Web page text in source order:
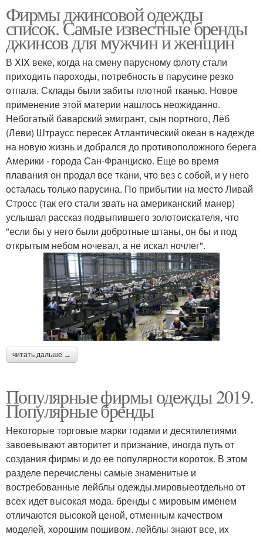
Фирмы джинсовой одежды
список. Самые известные бренды
джинсов для мужчин и женщин
В XIX веке, когда на смену парусному флоту стали
приходить пароходы, потребность в парусине резко
отпала. Склады были забиты плотной тканью. Новое
применение этой материи нашлось неожиданно.
Небогатый баварский эмигрант, сын портного, Лёб
(Леви) Штраусс пересек Атлантический океан в надежде
на новую жизнь и добрался до противоположного берега
Америки - города Сан-Франциско. Еще во время
плавания он продал все ткани, что вез с собой, и у него
осталась только парусина. По прибытии на место Ливай
Стросс (так его стали звать на американский манер)
услышал рассказ подвыпившего золотоискателя, что
"если бы у него были добротные штаны, он бы и под
открытым небом ночевал, а не искал ночлег".
читать дальше →
Популярные фирмы одежды 2019.
Популярные бренды
Некоторые торговые марки годами и десятилетиями
завоевывают авторитет и признание, иногда путь от
создания фирмы и до ее популярности короток. В этом
разделе перечислены самые знаменитые и
востребованные лейблы одежды.мировыеотдельно от
всех идет высокая мода. бренды с мировым именем
отличаются высокой ценой, отменным качеством
моделей, хорошим пошивом. лейблы знают все, их